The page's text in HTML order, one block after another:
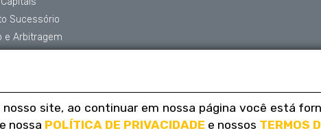
Sucessório
e Arbitragem
site, ao continuar em nossa página você está
nossa POLÍTICA DE PRIVACIDADE e nossos TERMOS